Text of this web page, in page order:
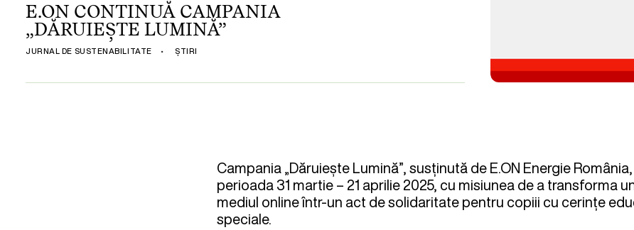
E.ON CONTINUĂ CAMPANIA
„DĂRUIEȘTE LUMINĂ”
JURNAL DE SUSTENABILITATE • ȘTIRI
Campania „Dăruiește Lumină”, susținută de E.ON Energie
perioada 31 martie – 21 aprilie 2025, cu misiunea de a transforma
mediul online într-un act de solidaritate pentru copiii cu cerințe
speciale.